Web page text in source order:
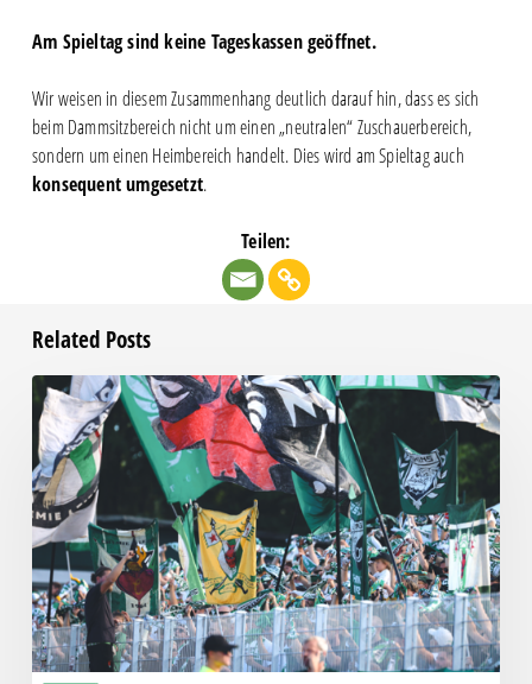
Am Spieltag sind keine Tageskassen geöffnet.
Wir weisen in diesem Zusammenhang deutlich darauf hin, dass es sich
beim Dammsitzbereich nicht um einen „neutralen“ Zuschauerbereich,
sondern um einen Heimbereich handelt. Dies wird am Spieltag auch
konsequent umgesetzt.
Teilen:
Related Posts
Faninfo
zum
Auswärtsspiel
beim
RSV
Eintracht